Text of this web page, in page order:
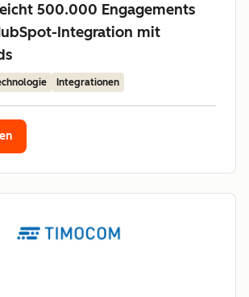
500.000 Engagements
Integration mit
Integrationen